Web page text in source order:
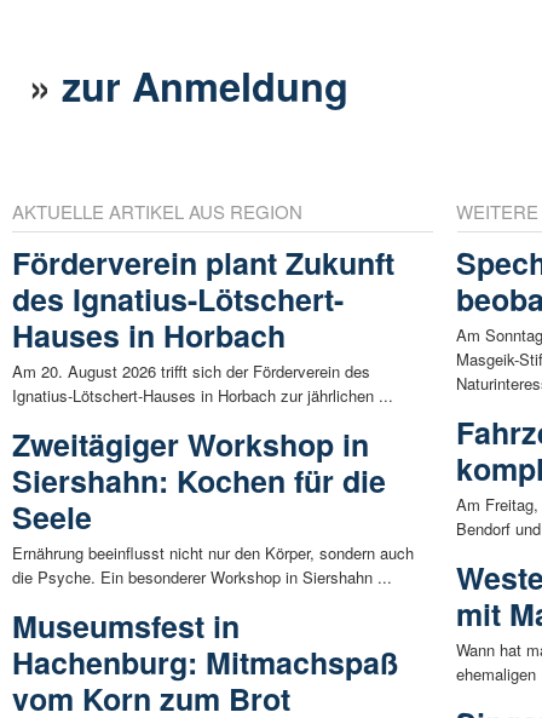
»zur Anmeldung
AKTUELLE ARTIKEL AUS REGION
Förderverein plant Zukunft
des Ignatius-Lötschert-
Hauses in Horbach
Am 20. August 2026 trifft sich der Förderverein des
Ignatius-Lötschert-Hauses in Horbach zur jährlichen ...
Zweitägiger Workshop in
Siershahn: Kochen für die
Seele
Ernährung beeinflusst nicht nur den Körper, sondern auch
die Psyche. Ein besonderer Workshop in Siershahn ...
Museumsfest in
Hachenburg: Mitmachspaß
vom Korn zum Brot
Am
Masgeik-
Am
Bendorf
mit
Wann hat